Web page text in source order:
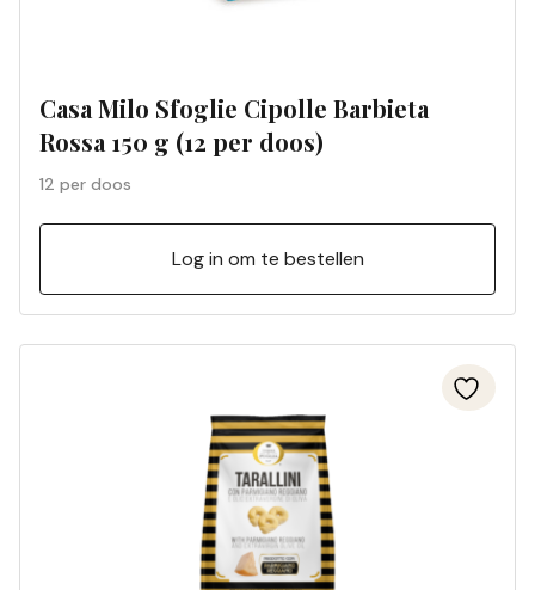
Casa Milo Sfoglie Cipolle Barbieta
Rossa 150 g (12 per doos)
12 per doos
Log in om te bestellen